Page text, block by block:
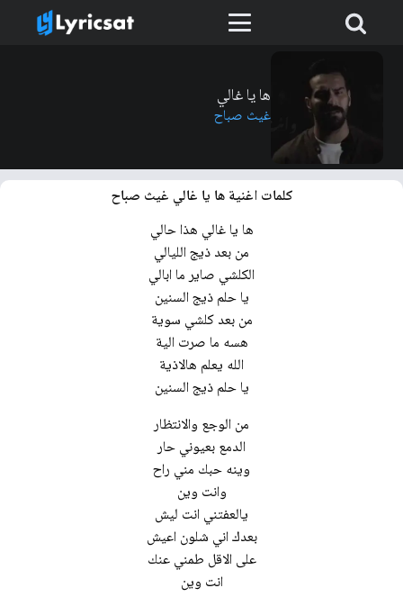
ها يا غالي
غيث صباح
كلمات اغنية ها يا غالي غيث صباح
ها يا غالي هذا حالي
من بعد ذيج الليالي
الكلشي صاير ما ابالي
يا حلم ذيج السنين
من بعد كلشي سوية
هسه ما صرت الية
الله يعلم هالاذية
يا حلم ذيج السنين
من الوجع والانتظار
الدمع بعيوني حار
وينه حبك مني راح
وانت وين
يالعفتني انت ليش
بعدك اني شلون اعيش
على الاقل طمني عنك
انت وين